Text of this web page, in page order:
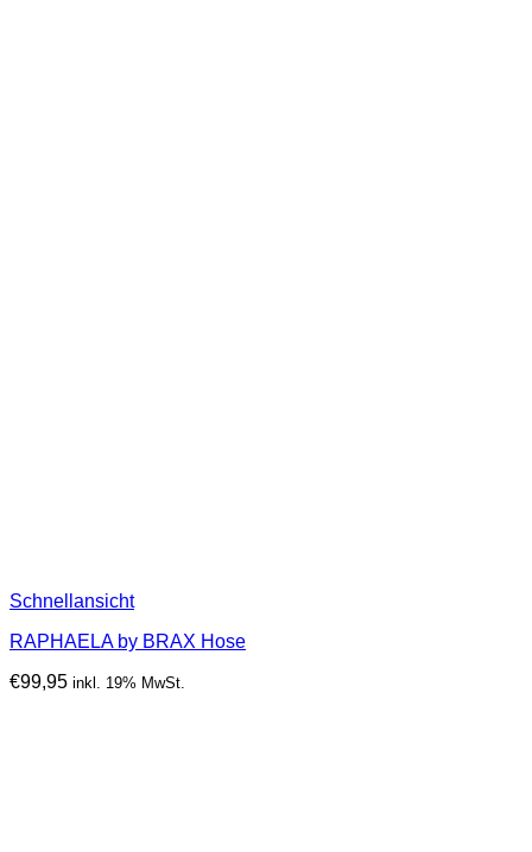
Schnellansicht
RAPHAELA by BRAX Hose
€99,95 inkl. 19% MwSt.